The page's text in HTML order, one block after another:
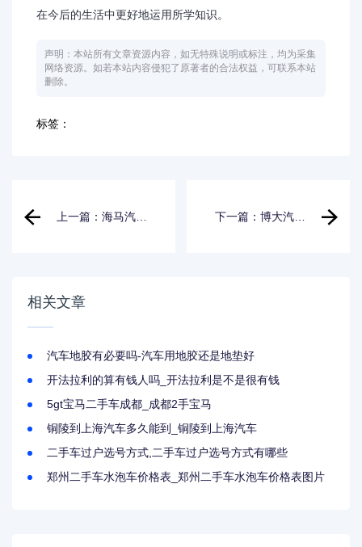
在今后的生活中更好地运用所学知识。
声明：本站所有文章资源内容，如无特殊说明或标注，均为采集
网络资源。如若本站内容侵犯了原著者的合法权益，可联系本站
删除。
标签：
上一篇：海马汽车
下一篇：博大汽车
相关文章
汽车地胶有必要吗-汽车用地胶还是地垫好
开法拉利的算有钱人吗_开法拉利是不是很有钱
5gt宝马二手车成都_成都2手宝马
铜陵到上海汽车多久能到_铜陵到上海汽车
二手车过户选号方式,二手车过户选号方式有哪些
郑州二手车水泡车价格表_郑州二手车水泡车价格表图片